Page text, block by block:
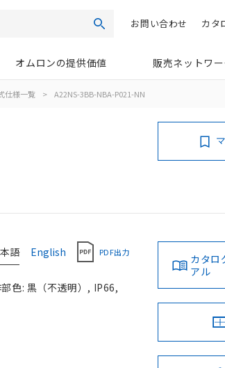
検索 カタ
お問い合わせ
オムロンの提供価値 販売ネットワー
仕様一覧 > A22NS-3BB-NBA-P021-NN
語 English PDF出力
色: 黒（不透明）, IP66,
カタロ
アル